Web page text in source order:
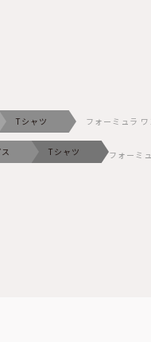
Tシャツ フォーミュラ
Tシャツ フォーミ